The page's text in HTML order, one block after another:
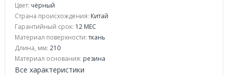
Цвет: чёрный
Страна происхождения: Китай
Гарантийный срок: 12 МЕС
Материал поверхности:ткань
Длина, мм: 210
Материал основания: резина
Все характеристики